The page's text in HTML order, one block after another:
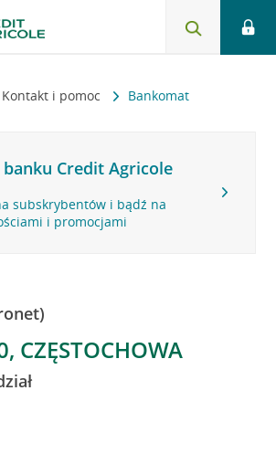
Kontakt i pomoc Bankomat
Credit Agricole
subskrybentów i bądź na
i promocjami
CZĘSTOCHOWA